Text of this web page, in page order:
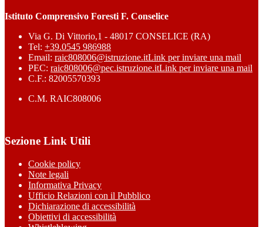
Istituto Comprensivo Foresti F. Conselice
Via G. Di Vittorio,1 - 48017 CONSELICE (RA)
Tel: +39.0545 986988
Email: raic808006@istruzione.itLink per inviare una mail
PEC: raic808006@pec.istruzione.itLink per inviare una mail
C.F.: 82005570393
C.M. RAIC808006
Sezione Link Utili
Cookie policy
Note legali
Informativa Privacy
Ufficio Relazioni con il Pubblico
Dichiarazione di accessibilità
Obiettivi di accessibilità